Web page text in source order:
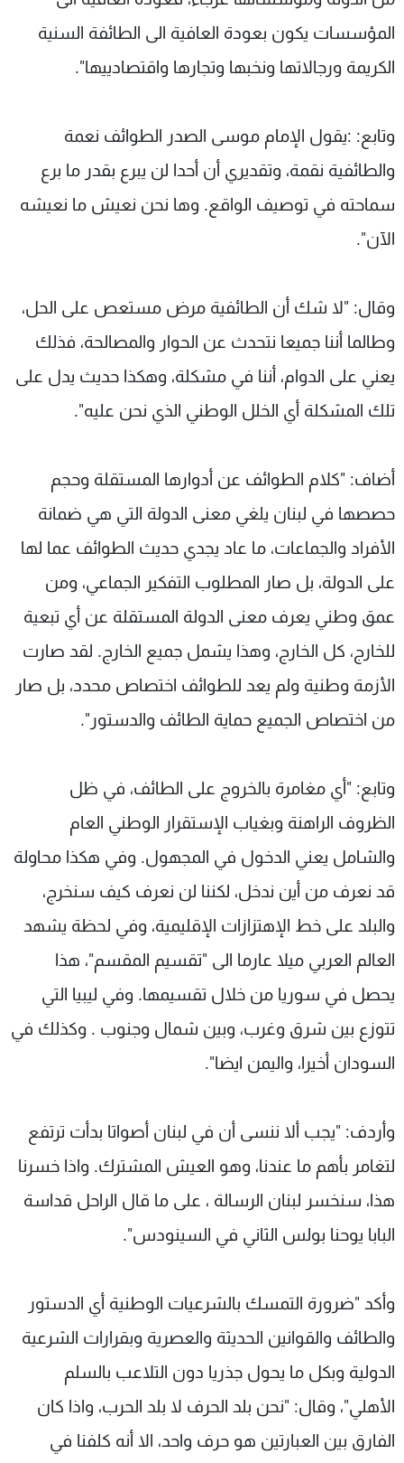
المؤسسات يكون بعودة العافية الى الطائفة السنية
الكريمة ورجالاتها ونخبها وتجارها واقتصادييها".
وتابع: :يقول الإمام موسى الصدر الطوائف نعمة
والطائفية نقمة، وتقديري أن أحدا لن يبرع بقدر ما برع
سماحته في توصيف الواقع. وها نحن نعيش ما نعيشه
الآن".
وقال: "لا شك أن الطائفية مرض مستعص على الحل،
وطالما أننا جميعا نتحدث عن الحوار والمصالحة، فذلك
يعني على الدوام، أننا في مشكلة، وهكذا حديث يدل على
تلك المشكلة أي الخلل الوطني الذي نحن عليه".
أضاف: "كلام الطوائف عن أدوارها المستقلة وحجم
حصصها في لبنان يلغي معنى الدولة التي هي ضمانة
الأفراد والجماعات، ما عاد يجدي حديث الطوائف عما لها
على الدولة، بل صار المطلوب التفكير الجماعي، ومن
عمق وطني يعرف معنى الدولة المستقلة عن أي تبعية
للخارج، كل الخارج، وهذا يشمل جميع الخارج. لقد صارت
الأزمة وطنية ولم يعد للطوائف اختصاص محدد، بل صار
من اختصاص الجميع حماية الطائف والدستور".
وتابع: "أي مغامرة بالخروج على الطائف، في ظل
الظروف الراهنة وبغياب الإستقرار الوطني العام
والشامل يعني الدخول في المجهول. وفي هكذا محاولة
قد نعرف من أين ندخل، لكننا لن نعرف كيف سنخرج،
والبلد على خط الإهتزازات الإقليمية، وفي لحظة يشهد
العالم العربي ميلا عارما الى "تقسيم المقسم"، هذا
يحصل في سوريا من خلال تقسيمها. وفي ليبيا التي
تتوزع بين شرق وغرب، وبين شمال وجنوب . وكذلك في
السودان أخيرا، واليمن ايضا".
وأردف: "يجب ألا ننسى أن في لبنان أصواتا بدأت ترتفع
لتغامر بأهم ما عندنا، وهو العيش المشترك. واذا خسرنا
هذا، سنخسر لبنان الرسالة ، على ما قال الراحل قداسة
البابا يوحنا بولس الثاني في السينودس".
وأكد "ضرورة التمسك بالشرعيات الوطنية أي الدستور
والطائف والقوانين الحديثة والعصرية وبقرارات الشرعية
الدولية وبكل ما يحول جذريا دون التلاعب بالسلم
الأهلي"، وقال: "نحن بلد الحرف لا بلد الحرب، واذا كان
الفارق بين العبارتين هو حرف واحد، الا أنه كلفنا في